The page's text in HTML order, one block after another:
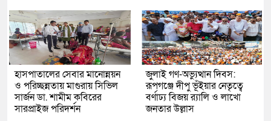
হাসপাতালের সেবার মানোন্নয়ন
ও পরিচ্ছন্নতায় মাগুরায় সিভিল
সার্জন ডা. শামীম কবিরের
সারপ্রাইজ পরিদর্শন
জুলাই গণ-অভ্যুত্থান দিবস:
রূপগঞ্জে দীপু ভূঁইয়ার নেতৃত্বে
বর্ণাঢ্য বিজয় র‌্যালি ও লাখো
জনতার উল্লাস